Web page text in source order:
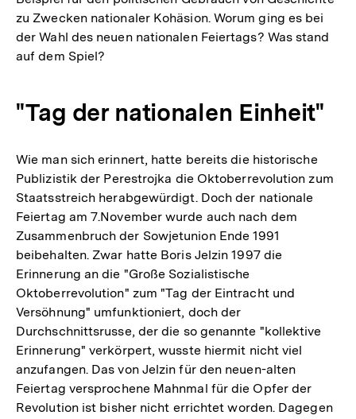
zu Zwecken nationaler Kohäsion. Worum ging es bei
der Wahl des neuen nationalen Feiertags? Was stand
auf dem Spiel?
"Tag der nationalen Einheit"
Wie man sich erinnert, hatte bereits die historische
Publizistik der Perestrojka die Oktoberrevolution zum
Staatsstreich herabgewürdigt. Doch der nationale
Feiertag am 7.November wurde auch nach dem
Zusammenbruch der Sowjetunion Ende 1991
beibehalten. Zwar hatte Boris Jelzin 1997 die
Erinnerung an die "Große Sozialistische
Oktoberrevolution" zum "Tag der Eintracht und
Versöhnung" umfunktioniert, doch der
Durchschnittsrusse, der die so genannte "kollektive
Erinnerung" verkörpert, wusste hiermit nicht viel
anzufangen. Das von Jelzin für den neuen-alten
Feiertag versprochene Mahnmal für die Opfer der
Revolution ist bisher nicht errichtet worden. Dagegen